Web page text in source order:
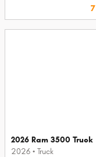
7
2026 Ram 3500 Truck
2026 • Truck